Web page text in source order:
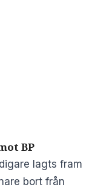
BP
lagts fram
bort från